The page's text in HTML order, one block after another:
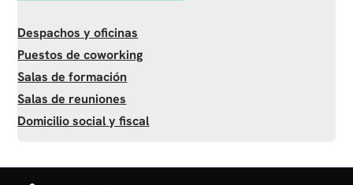
Despachos y oficinas
Puestos de coworking
Salas de formación
Salas de reuniones
Domicilio social y fiscal